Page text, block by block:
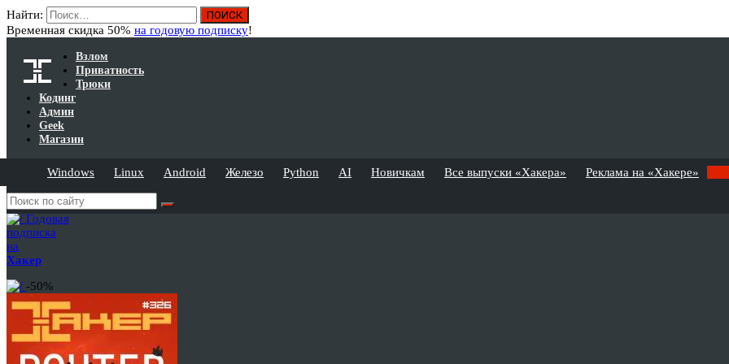
Найти:
Временная скидка 50% на годовую подписку!
Взлом
Приватность
Трюки
Кодинг
Админ
Geek
Магазин
Windows Linux Android Железо Python AI Новичкам Все выпуски «Хакера» Реклама на «Хакере»
Годовая
подписка
на
Хакер
-50%